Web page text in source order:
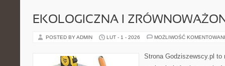
EKOLOGICZNA I
POSTED BY ADMIN LUT - 1 - 2026 MOŻLIWOŚĆ
Strona Godziszewscy.pl